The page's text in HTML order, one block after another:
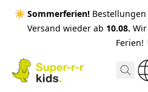
☀️ Sommerferien!
Versand wieder ab 10.08.
Ferien!